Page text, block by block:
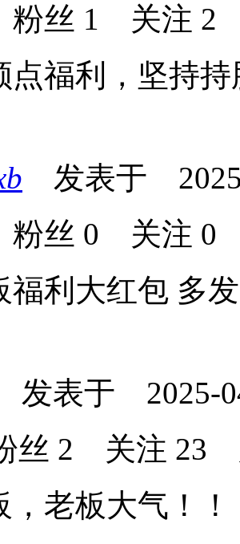
丝 1 关注 2
点福利，坚持
发表于
丝 0 关注 0
福利大红包 多
发表于 2025-
丝 2 关注 23
，老板大气！！